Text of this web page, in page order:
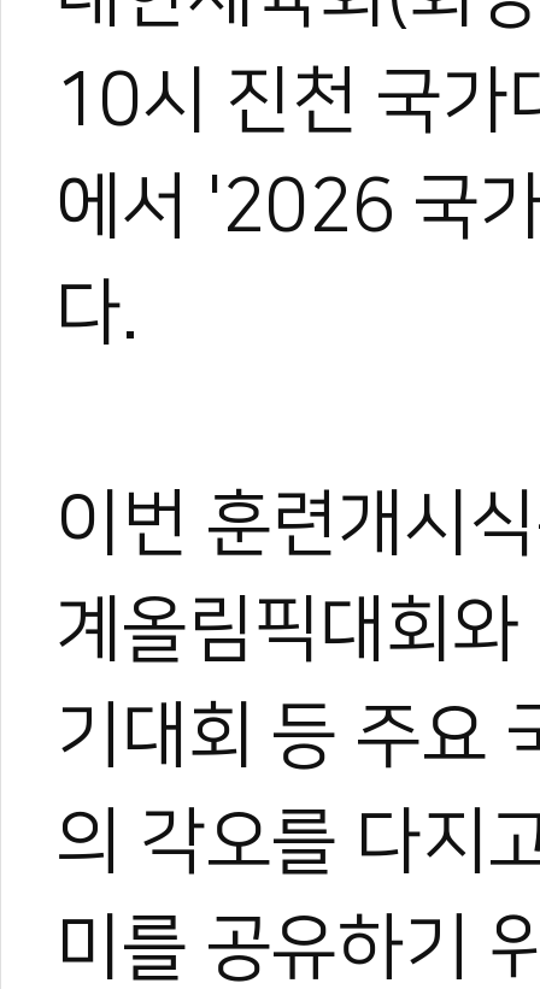
10시 진천 국가
에서 '2026 국
다.
이번 훈련개시
계올림픽대회
기대회 등 주요
의 각오를 다지
미를 공유하기